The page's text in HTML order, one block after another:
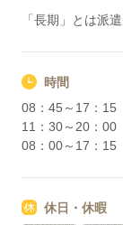
「長期」とは派
時間
08：45～17：15
11：30～20：00
08：00～17：15
休日・休暇